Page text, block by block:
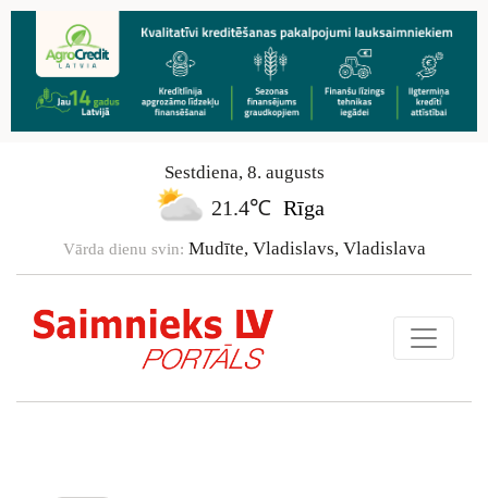
Sestdiena, 8. augusts
21.4℃ Rīga
Vārda dienu svin: Mudīte, Vladislavs, Vladislava